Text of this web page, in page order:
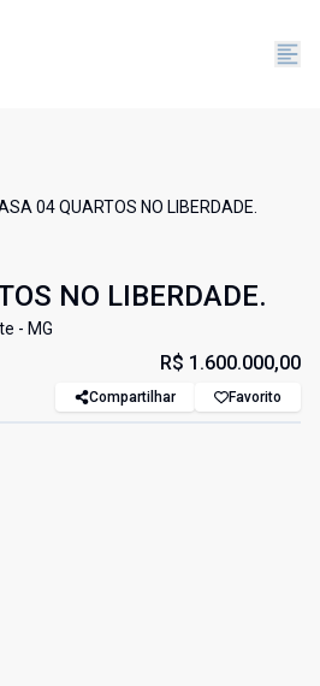
04 QUARTOS NO LIBERDADE.
NO LIBERDADE.
- MG
R$ 1.600.000,00
Compartilhar Favorito